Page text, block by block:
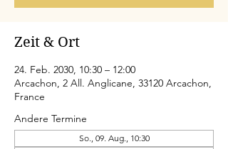
Zeit & Ort
24. Feb. 2030, 10:30 – 12:00
Arcachon, 2 All. Anglicane, 33120 Arcachon,
France
Andere Termine
So., 09. Aug., 10:30